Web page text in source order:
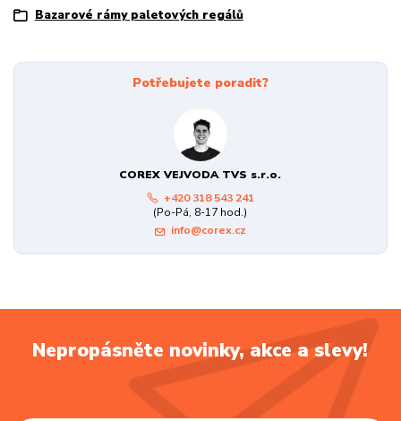
Bazarové rámy paletových regálů
Potřebujete poradit?
COREX VEJVODA TVS s.r.o.
+420 318 543 241
(Po-Pá, 8-17 hod.)
info@corex.cz
Nepropásněte novinky, akce a slevy!